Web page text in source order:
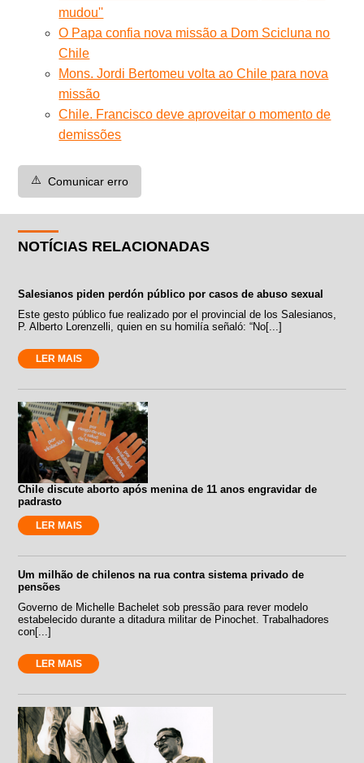
mudou''
O Papa confia nova missão a Dom Scicluna no
Chile
Mons. Jordi Bertomeu volta ao Chile para nova
missão
Chile. Francisco deve aproveitar o momento de
demissões
⚠️ Comunicar erro
NOTÍCIAS RELACIONADAS
Salesianos piden perdón público por casos de abuso sexual
Este gesto público fue realizado por el provincial de los Salesianos,
P. Alberto Lorenzelli, quien en su homilía señaló: “No[...]
LER MAIS
Chile discute aborto após menina de 11 anos engravidar de
padrasto
LER MAIS
Um milhão de chilenos na rua contra sistema privado de
pensões
Governo de Michelle Bachelet sob pressão para rever modelo
estabelecido durante a ditadura militar de Pinochet. Trabalhadores
con[...]
LER MAIS